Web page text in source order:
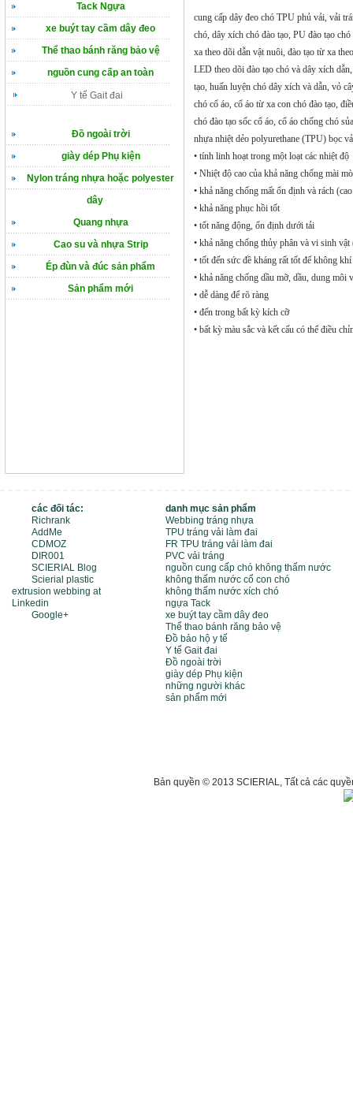
Tack Ngựa
xe buýt tay cầm dây đeo
Thể thao bánh răng bảo vệ
nguồn cung cấp an toàn
Y tế Gait đai
Đồ ngoài trời
giày dép Phụ kiện
Nylon tráng nhựa hoặc polyester
dây
Quang nhựa
Cao su và nhựa Strip
Ép đùn và đúc sản phẩm
Sản phẩm mới
cung cấp dây đeo chó TPU phủ vải, vải
chó, dây xích chó đào tạo, PU đào tạo
xa theo dõi dẫn vật nuôi, đào tạo từ xa
LED theo dõi đào tạo chó và dây xích
tạo, huấn luyện chó dây xích và dẫn, vỏ
chó cổ áo, cổ áo từ xa con chó đào tạo,
chó đào tạo sốc cổ áo, cổ áo chống chó
nhựa nhiệt dẻo polyurethane (TPU) bọc
• tính linh hoạt trong một loạt các nhiệt độ
• Nhiệt độ cao của khả năng chống mài
• khả năng chống mất ổn định và rách
• khả năng phục hồi tốt
• tốt năng động, ổn định dưới tải
• khả năng chống thủy phân và vi sinh
• tốt đến sức đề kháng rất tốt để không
• khả năng chống dầu mỡ, dầu, dung môi
• dễ dàng để rõ ràng
• đến trong bất kỳ kích cỡ
• bất kỳ màu sắc và kết cấu có thể điều
các đối tác:
Richrank
AddMe
CDMOZ
DIR001
SCIERIAL Blog
Scierial plastic
extrusion webbing at
Linkedin
Google+
danh mục sản phẩm
Webbing tráng nhựa
TPU tráng vải làm đai
FR TPU tráng vải làm đai
PVC vải tráng
nguồn cung cấp chó không thấm nước
không thấm nước cổ con chó
không thấm nước xích chó
ngựa Tack
xe buýt tay cầm dây đeo
Thể thao bánh răng bảo vệ
Đồ bảo hộ y tế
Y tế Gait đai
Đồ ngoài trời
giày dép Phụ kiện
những người khác
sản phẩm mới
Bản quyền © 2013 SCIERIAL, Tất cả các